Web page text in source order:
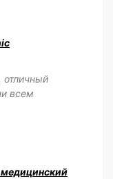
отличный
всем
медицинский